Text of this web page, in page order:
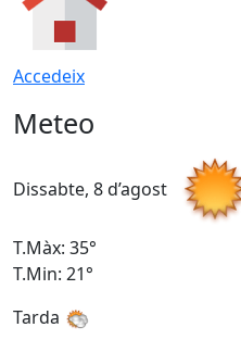
Accedeix
Meteo
Dissabte, 8 d’agost
T.Màx: 35°
T.Min: 21°
Tarda